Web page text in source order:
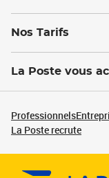
Nos Tarifs
La Poste vous
Professionnels
La Poste recrute